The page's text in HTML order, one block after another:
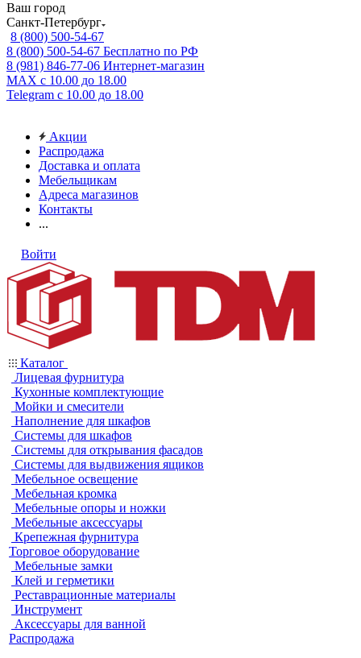
Ваш город
Санкт-Петербург
8 (800) 500-54-67
8 (800) 500-54-67 Бесплатно по РФ
8 (981) 846-77-06 Интернет-магазин
MAX с 10.00 до 18.00
Telegram с 10.00 до 18.00
Акции
Распродажа
Доставка и оплата
Мебельщикам
Адреса магазинов
Контакты
...
Войти
Каталог
Лицевая фурнитура
Кухонные комплектующие
Мойки и смесители
Наполнение для шкафов
Системы для шкафов
Системы для открывания фасадов
Системы для выдвижения ящиков
Мебельное освещение
Мебельная кромка
Мебельные опоры и ножки
Мебельные аксессуары
Крепежная фурнитура
Торговое оборудование
Мебельные замки
Клей и герметики
Реставрационные материалы
Инструмент
Аксессуары для ванной
Распродажа